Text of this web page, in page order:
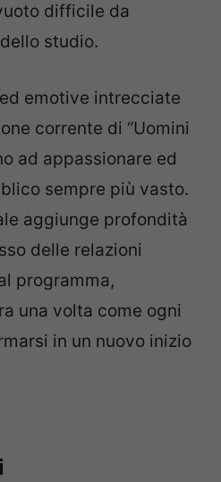
difficile da
studio.
emotive intrecciate
corrente di “Uomini
ad appassionare ed
sempre più vasto.
aggiunge profondità
delle relazioni
programma,
una volta come ogni
in un nuovo inizio